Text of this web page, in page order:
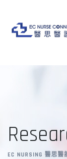
content
EC NURSING 醫思醫